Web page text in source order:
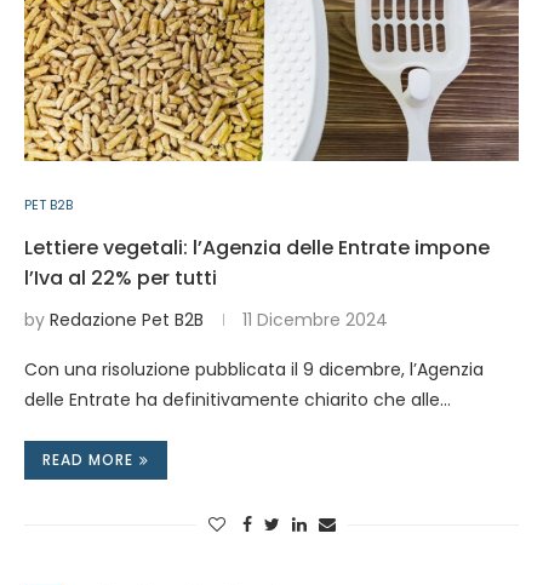
PET B2B
Lettiere vegetali: l’Agenzia delle Entrate impone
l’Iva al 22% per tutti
by Redazione Pet B2B 11 Dicembre 2024
Con una risoluzione pubblicata il 9 dicembre, l’Agenzia
delle Entrate ha definitivamente chiarito che alle…
READ MORE